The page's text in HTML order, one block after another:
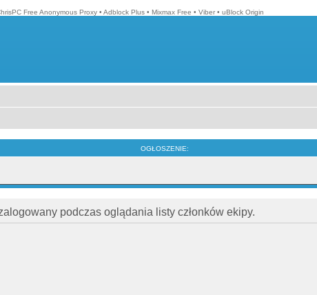
Free Anonymous Proxy • Adblock Plus • Mixmax Free • Viber • uBlock Origin
OGŁOSZENIE:
podczas oglądania listy członków ekipy.